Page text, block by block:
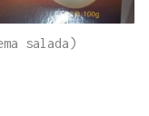
salada)